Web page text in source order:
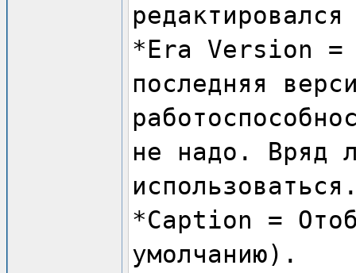
*Era Version =
последняя
не надо. Вряд
*Caption =
умолчанию).